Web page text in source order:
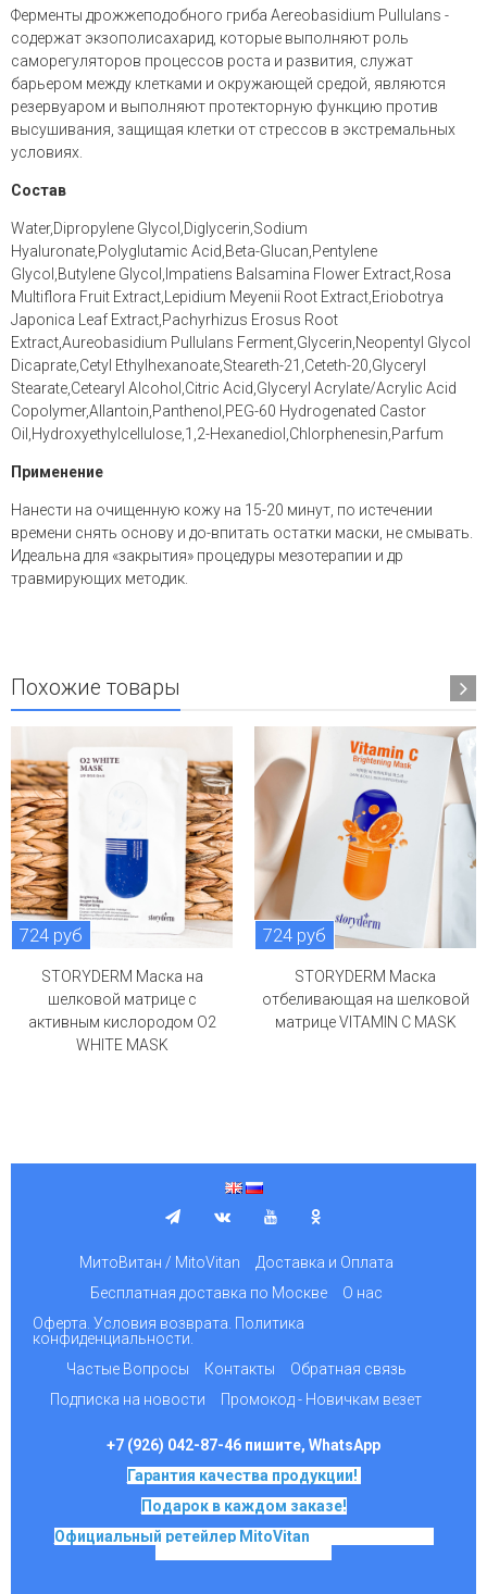
Ферменты дрожжеподобного гриба Aereobasidium Pullulans -
содержат экзополисахарид, которые выполняют роль
саморегуляторов процессов роста и развития, служат
барьером между клетками и окружающей средой, являются
резервуаром и выполняют протекторную функцию против
высушивания, защищая клетки от стрессов в экстремальных
условиях.
Состав
Water,Dipropylene Glycol,Diglycerin,Sodium
Hyaluronate,Polyglutamic Acid,Beta-Glucan,Pentylene
Glycol,Butylene Glycol,Impatiens Balsamina Flower Extract,Rosa
Multiflora Fruit Extract,Lepidium Meyenii Root Extract,Eriobotrya
Japonica Leaf Extract,Pachyrhizus Erosus Root
Extract,Aureobasidium Pullulans Ferment,Glycerin,Neopentyl Glycol
Dicaprate,Cetyl Ethylhexanoate,Steareth-21,Ceteth-20,Glyceryl
Stearate,Cetearyl Alcohol,Citric Acid,Glyceryl Acrylate/Acrylic Acid
Copolymer,Allantoin,Panthenol,PEG-60 Hydrogenated Castor
Oil,Hydroxyethylcellulose,1,2-Hexanediol,Chlorphenesin,Parfum
Применение
Нанести на очищенную кожу на 15-20 минут, по истечении
времени снять основу и до-впитать остатки маски, не смывать.
Идеальна для «закрытия» процедуры мезотерапии и др
травмирующих методик.
Похожие товары
724 руб
STORYDERM Маска на
шелковой матрице с
активным кислородом O2
WHITE MASK
724 руб
STORYDERM Маска
отбеливающая на шелковой
матрице VITAMIN C MASK
МитоВитан / MitoVitan
Доставка и Оплата
Бесплатная доставка по Москве
О нас
Оферта. Условия возврата. Политика
конфиденциальности.
Частые Вопросы
Контакты
Обратная связь
Подписка на новости
Промокод - Новичкам везет
+7 (926) 042-87-46 пишите, WhatsApp
Гарантия качества продукции!
Подарок в каждом заказе!
Официальный ретейлер MitoVitan